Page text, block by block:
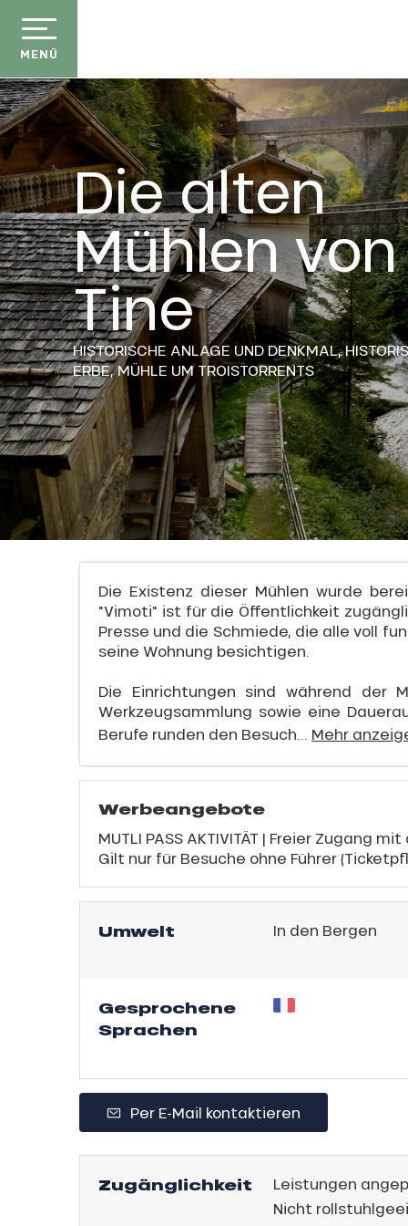
contenu
principal
MENÜ
Die alten
Mühlen
Tine
HISTORISCHE ANLAGE UND DENKMAL,
ERBE,MÜHLE UM TROISTORRENTS
Die Existenz dieser Mühlen wurde
"Vimoti" ist für die Öffentlichkeit
Presse und die Schmiede, die alle voll
seine Wohnung besichtigen.
Die Einrichtungen sind während der
Werkzeugsammlung sowie eine
Berufe runden den Besuch... Mehr
Werbeangebote
MUTLI PASS AKTIVITÄT | Freier Zugang
Gilt nur für Besuche ohne Führer
Umwelt In den Bergen
Gesprochene
Sprachen
Per E-Mail kontaktieren
Zugänglichkeit
Leistungen
Nicht